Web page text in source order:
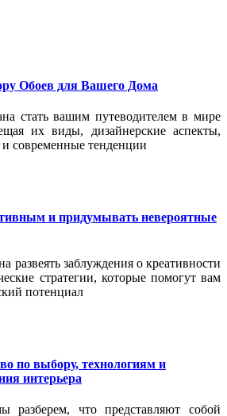
Обоев для Вашего Дома
стать вашим путеводителем в мире
их виды, дизайнерские аспекты,
современные тенденции
и придумывать невероятные
развеять заблуждения о креативности
стратегии, которые помогут вам
потенциал
по выбору, технологиям и
интерьера
разберем, что представляют собой